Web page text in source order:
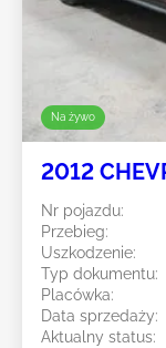
Na żywo
2012
Nr pojazdu:
Przebieg:
Uszkodzenie:
Typ dokumentu:
Placówka:
Data sprzedaży:
Aktualny status: